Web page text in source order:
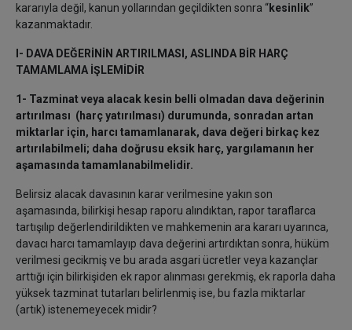
kararıyla değil, kanun yollarından geçildikten sonra “kesinlik”
kazanmaktadır.
I- DAVA DEĞERİNİN ARTIRILMASI, ASLINDA BİR HARÇ
TAMAMLAMA İŞLEMİDİR
1- Tazminat veya alacak kesin belli olmadan dava değerinin
artırılması (harç yatırılması) durumunda, sonradan artan
miktarlar için, harcı tamamlanarak, dava değeri birkaç kez
artırılabilmeli; daha doğrusu eksik harç, yargılamanın her
aşamasında tamamlanabilmelidir.
Belirsiz alacak davasının karar verilmesine yakın son
aşamasında, bilirkişi hesap raporu alındıktan, rapor taraflarca
tartışılıp değerlendirildikten ve mahkemenin ara kararı uyarınca,
davacı harcı tamamlayıp dava değerini artırdıktan sonra, hüküm
verilmesi gecikmiş ve bu arada asgari ücretler veya kazançlar
arttığı için bilirkişiden ek rapor alınması gerekmiş, ek raporla daha
yüksek tazminat tutarları belirlenmiş ise, bu fazla miktarlar
(artık) istenemeyecek midir?